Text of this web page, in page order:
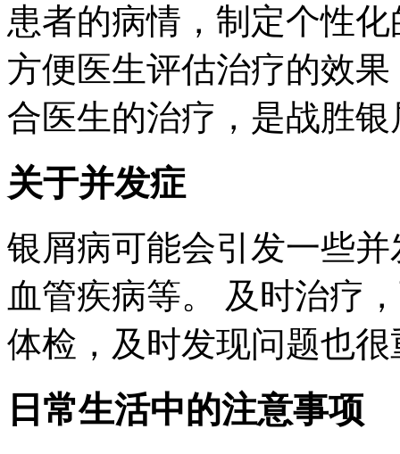
患者的病情，制定个性
方便医生评估治疗的效
合医生的治疗，是战胜
关于并发症
银屑病可能会引发一些
血管疾病等。 及时治疗
体检，及时发现问题也很
日常生活中的注意事项